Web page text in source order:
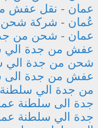
عمان - نقل عفش
عُمان - شركة شحن
عمان - شحن من
عفش من جدة الي
شحن من جدة الي
عفش من جدة الى
من جدة الي
جدة الى سلطنة
جدة الي سلطنة